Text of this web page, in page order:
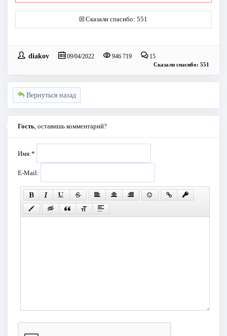
Сказали спасибо: 551
diakov 09/04/2022 946 719 15
Сказали спасибо: 551
Вернуться назад
Гость , оставишь комментарий?
Имя:*
E-Mail: